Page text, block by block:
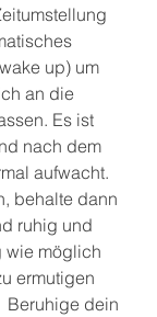
up) um
an die
Es ist
nach dem
aufwacht.
behalte dann
ruhig und
wie möglich
ermutigen
Beruhige dein